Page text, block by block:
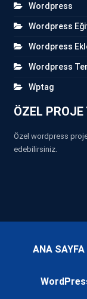
Wordpress
Wordpress
Wordpress
Wordpress
Wptag
ÖZEL PROJE
Özel wordpress
edebilirsiniz.
ANA SAYFA